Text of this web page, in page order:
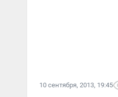
10 сентября, 2013, 19:45